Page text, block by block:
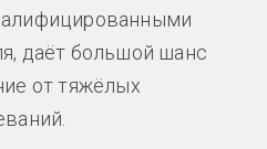
даёт большой шанс
от тяжёлых